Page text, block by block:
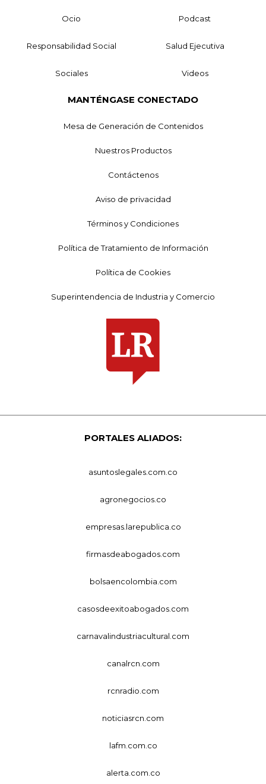
Ocio Podcast
Responsabilidad Social Salud Ejecutiva
Sociales Videos
MANTÉNGASE CONECTADO
Mesa de Generación de Contenidos
Nuestros Productos
Contáctenos
Aviso de privacidad
Términos y Condiciones
Política de Tratamiento de Información
Política de Cookies
Superintendencia de Industria y Comercio
PORTALES ALIADOS:
asuntoslegales.com.co
agronegocios.co
empresas.larepublica.co
firmasdeabogados.com
bolsaencolombia.com
casosdeexitoabogados.com
carnavalindustriacultural.com
canalrcn.com
rcnradio.com
noticiasrcn.com
lafm.com.co
alerta.com.co